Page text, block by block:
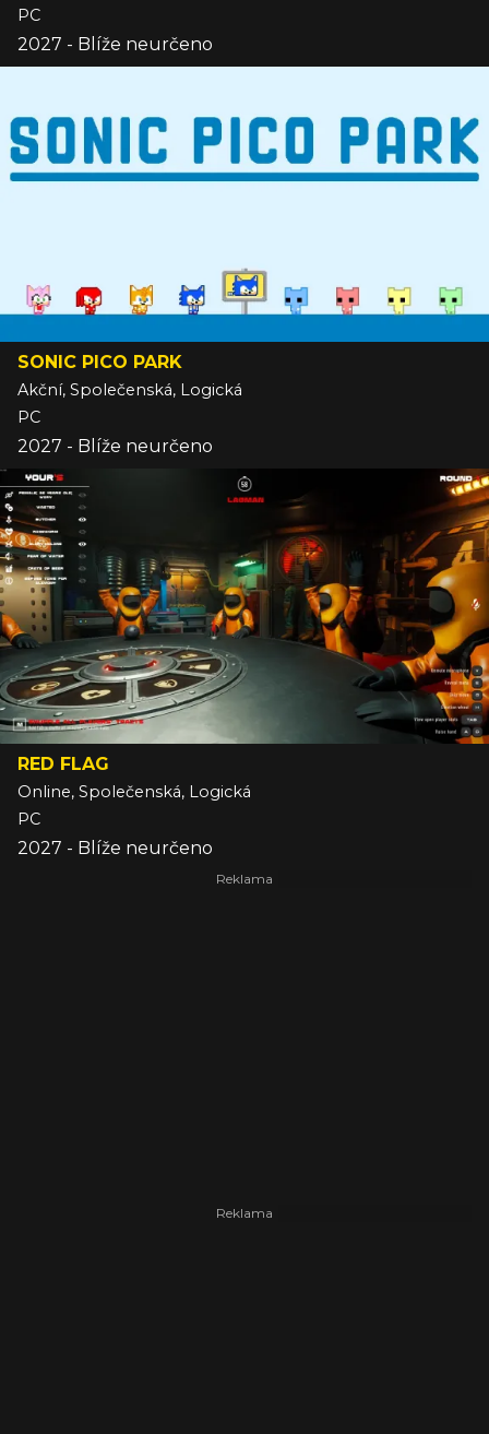
PC
2027 - Blíže neurčeno
SONIC PICO PARK
Akční, Společenská, Logická
PC
2027 - Blíže neurčeno
RED FLAG
Online, Společenská, Logická
PC
2027 - Blíže neurčeno